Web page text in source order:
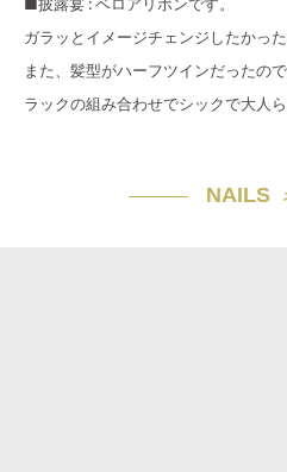
ガラッとイメージチェンジしたかっ
また、髪型がハーフツインだったの
ラックの組み合わせでシックで大人
NAILS